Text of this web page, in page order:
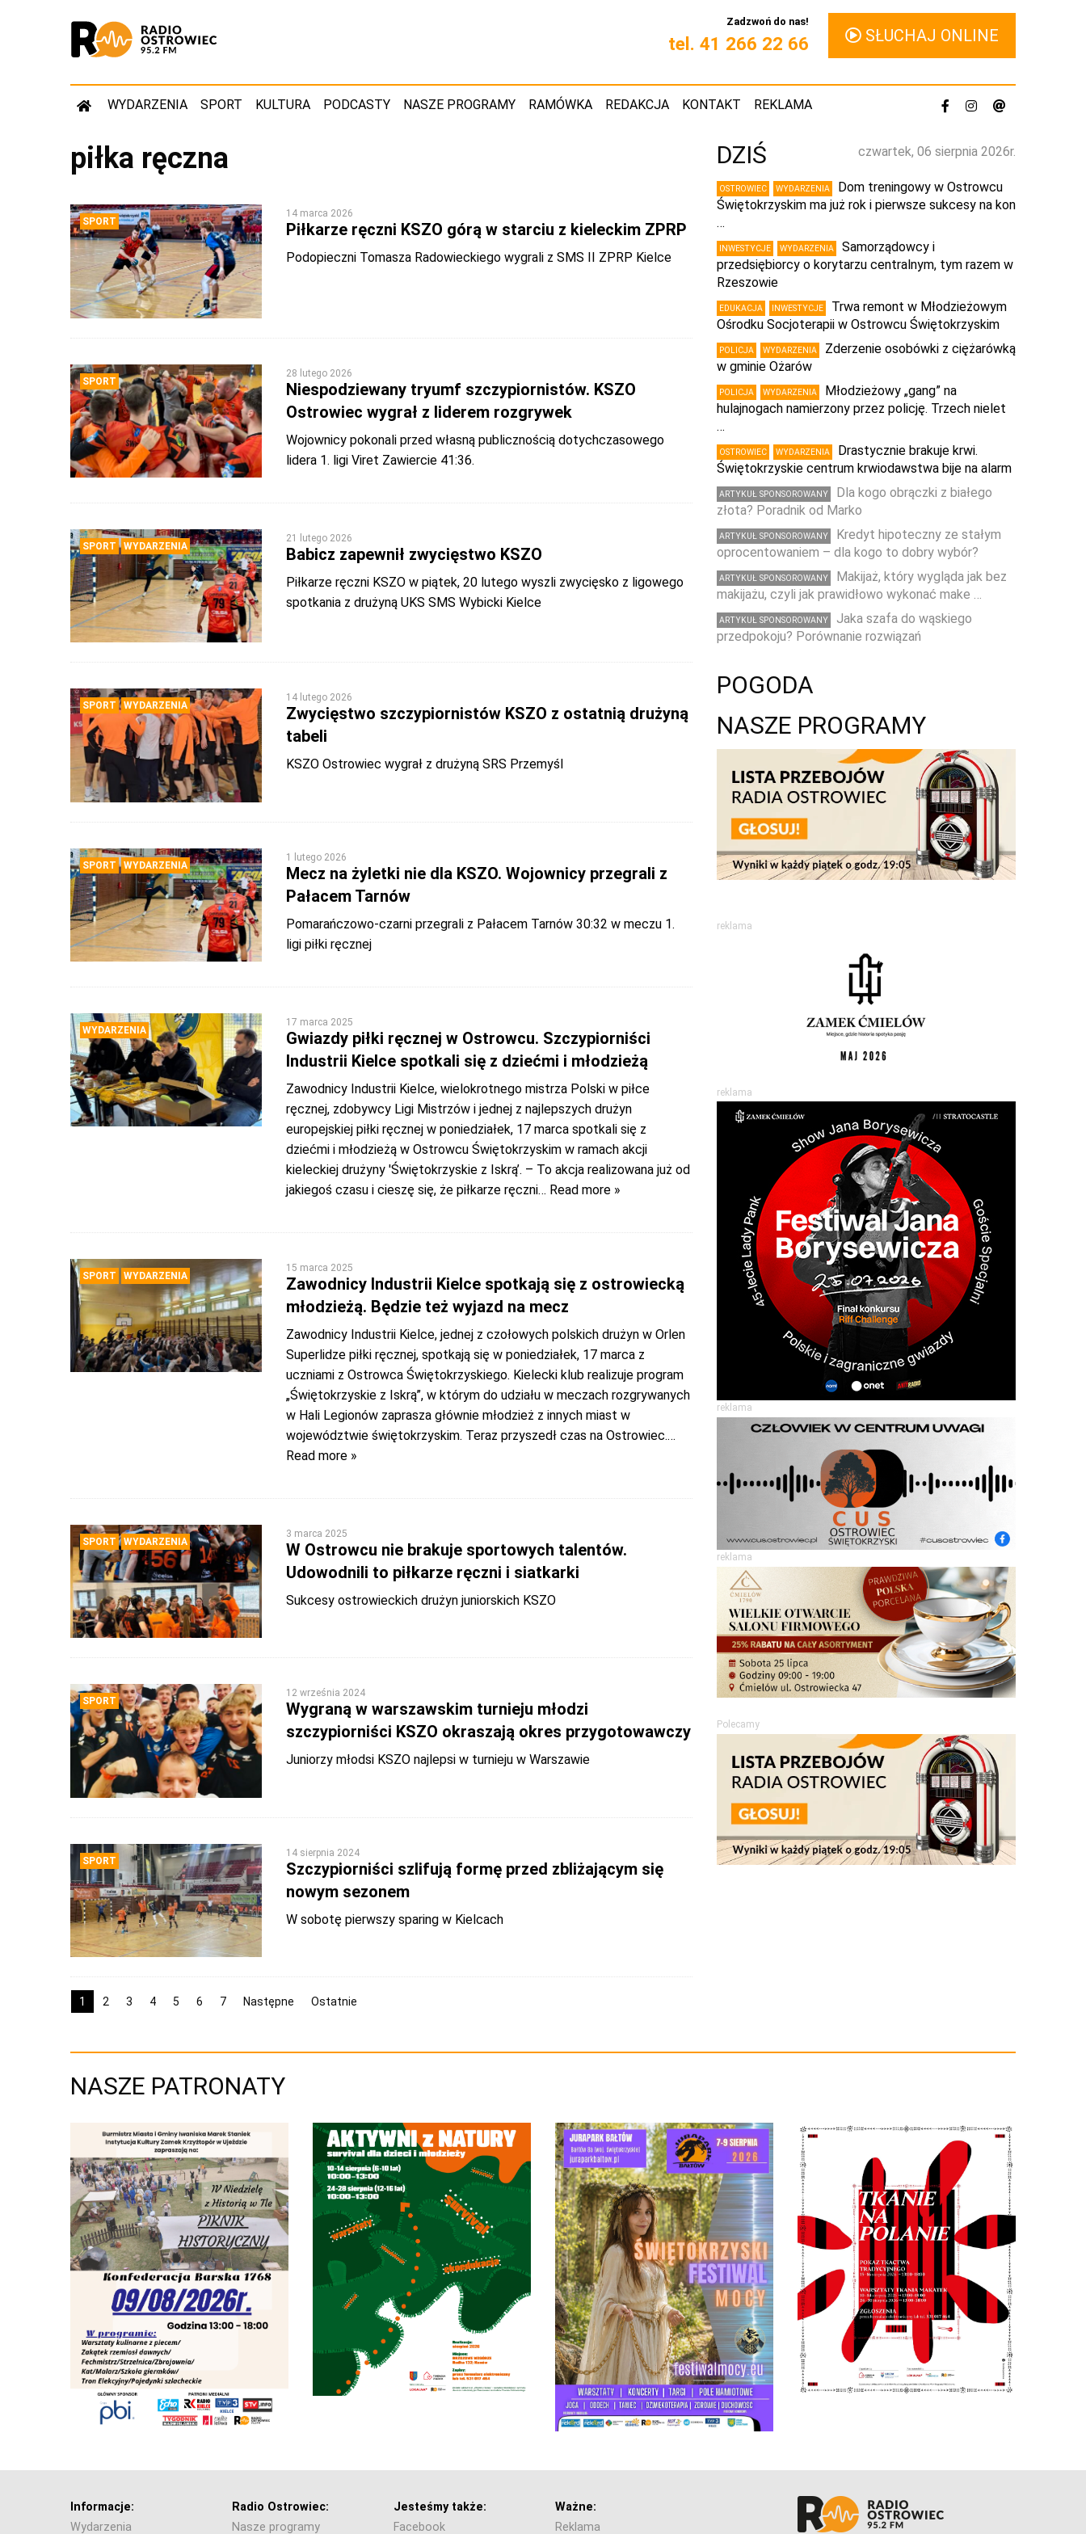
Zadzwoń do nas!
tel. 41 266 22 66 SŁUCHAJ ONLINE
WYDARZENIA SPORT KULTURA PODCASTY NASZE PROGRAMY RAMÓWKA REDAKCJA KONTAKT REKLAMA
piłka ręczna
SPORT
14 marca 2026
Piłkarze ręczni KSZO górą w starciu z kieleckim ZPRP
Podopieczni Tomasza Radowieckiego wygrali z SMS II ZPRP Kielce
SPORT
28 lutego 2026
Niespodziewany tryumf szczypiornistów. KSZO
Ostrowiec wygrał z liderem rozgrywek
Wojownicy pokonali przed własną publicznością dotychczasowego
lidera 1. ligi Viret Zawiercie 41:36.
SPORT WYDARZENIA
21 lutego 2026
Babicz zapewnił zwycięstwo KSZO
Piłkarze ręczni KSZO w piątek, 20 lutego wyszli zwycięsko z ligowego
spotkania z drużyną UKS SMS Wybicki Kielce
SPORT WYDARZENIA
14 lutego 2026
Zwycięstwo szczypiornistów KSZO z ostatnią drużyną
tabeli
KSZO Ostrowiec wygrał z drużyną SRS Przemyśl
SPORT WYDARZENIA
1 lutego 2026
Mecz na żyletki nie dla KSZO. Wojownicy przegrali z
Pałacem Tarnów
Pomarańczowo-czarni przegrali z Pałacem Tarnów 30:32 w meczu 1.
ligi piłki ręcznej
WYDARZENIA
17 marca 2025
Gwiazdy piłki ręcznej w Ostrowcu. Szczypiorniści
Industrii Kielce spotkali się z dziećmi i młodzieżą
Zawodnicy Industrii Kielce, wielokrotnego mistrza Polski w piłce
ręcznej, zdobywcy Ligi Mistrzów i jednej z najlepszych drużyn
europejskiej piłki ręcznej w poniedziałek, 17 marca spotkali się z
dziećmi i młodzieżą w Ostrowcu Świętokrzyskim w ramach akcji
kieleckiej drużyny 'Świętokrzyskie z Iskrą’. – To akcja realizowana już od
jakiegoś czasu i cieszę się, że piłkarze ręczni… Read more »
SPORT WYDARZENIA
15 marca 2025
Zawodnicy Industrii Kielce spotkają się z ostrowiecką
młodzieżą. Będzie też wyjazd na mecz
Zawodnicy Industrii Kielce, jednej z czołowych polskich drużyn w Orlen
Superlidze piłki ręcznej, spotkają się w poniedziałek, 17 marca z
uczniami z Ostrowca Świętokrzyskiego. Kielecki klub realizuje program
„Świętokrzyskie z Iskrą”, w którym do udziału w meczach rozgrywanych
w Hali Legionów zaprasza głównie młodzież z innych miast w
województwie świętokrzyskim. Teraz przyszedł czas na Ostrowiec.…
Read more »
SPORT WYDARZENIA
3 marca 2025
W Ostrowcu nie brakuje sportowych talentów.
Udowodnili to piłkarze ręczni i siatkarki
Sukcesy ostrowieckich drużyn juniorskich KSZO
SPORT
12 września 2024
Wygraną w warszawskim turnieju młodzi
szczypiorniści KSZO okraszają okres przygotowawczy
Juniorzy młodsi KSZO najlepsi w turnieju w Warszawie
SPORT
14 sierpnia 2024
Szczypiorniści szlifują formę przed zbliżającym się
nowym sezonem
W sobotę pierwszy sparing w Kielcach
1 2 3 4 5 6 7 Następne Ostatnie
czwartek, 06 sierpnia 2026r.
DZIŚ
OSTROWIEC WYDARZENIA
Dom treningowy w Ostrowcu
Świętokrzyskim ma już rok i pierwsze sukcesy na kon
…
INWESTYCJE WYDARZENIA
Samorządowcy i
przedsiębiorcy o korytarzu centralnym, tym razem w
Rzeszowie
EDUKACJA INWESTYCJE
Trwa remont w Młodzieżowym
Ośrodku Socjoterapii w Ostrowcu Świętokrzyskim
POLICJA WYDARZENIA
Zderzenie osobówki z ciężarówką
w gminie Ożarów
POLICJA WYDARZENIA
Młodzieżowy „gang” na
hulajnogach namierzony przez policję. Trzech nielet
…
OSTROWIEC WYDARZENIA
Drastycznie brakuje krwi.
Świętokrzyskie centrum krwiodawstwa bije na alarm
ARTYKUŁ SPONSOROWANY
Dla kogo obrączki z białego
złota? Poradnik od Marko
ARTYKUŁ SPONSOROWANY
Kredyt hipoteczny ze stałym
oprocentowaniem – dla kogo to dobry wybór?
ARTYKUŁ SPONSOROWANY
Makijaż, który wygląda jak bez
makijażu, czyli jak prawidłowo wykonać make …
ARTYKUŁ SPONSOROWANY
Jaka szafa do wąskiego
przedpokoju? Porównanie rozwiązań
POGODA
NASZE PROGRAMY
reklama
reklama
reklama
reklama
Polecamy
NASZE PATRONATY
Informacje:
Wydarzenia
Radio Ostrowiec:
Nasze programy
Jesteśmy także:
Facebook
Ważne:
Reklama